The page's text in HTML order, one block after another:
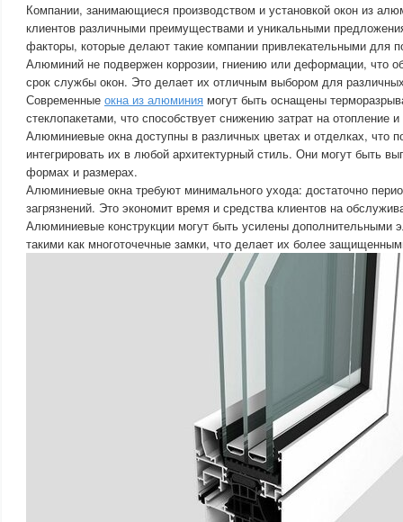
Компании, занимающиеся производством и установкой окон из
клиентов различными преимуществами и уникальными
факторы, которые делают такие компании привлекательными для
Алюминий не подвержен коррозии, гниению или деформации, что
срок службы окон. Это делает их отличным выбором для
Современные окна из алюминия могут быть оснащены
стеклопакетами, что способствует снижению затрат на отопление
Алюминиевые окна доступны в различных цветах и отделках, что
интегрировать их в любой архитектурный стиль. Они могут быть
формах и размерах.
Алюминиевые окна требуют минимального ухода: достаточно
загрязнений. Это экономит время и средства клиентов на
Алюминиевые конструкции могут быть усилены дополнительными
такими как многоточечные замки, что делает их более